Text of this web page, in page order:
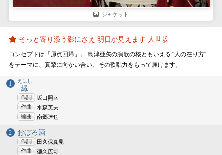
ジャケット
そっと寄り添う影にさえ 明日が見えます 人世坂
コンセプトは「原点回帰」。 島津亜矢の演歌の核ともいえる "人の在り方"
をテーマに、真摯に向かい合い、その歌唱力をもって届けます。
縁
えにし
作詞
坂口照幸
作曲
水森英夫
編曲
南郷達也
おぼろ酒
作詞
田久保真見
作曲
徳久広司